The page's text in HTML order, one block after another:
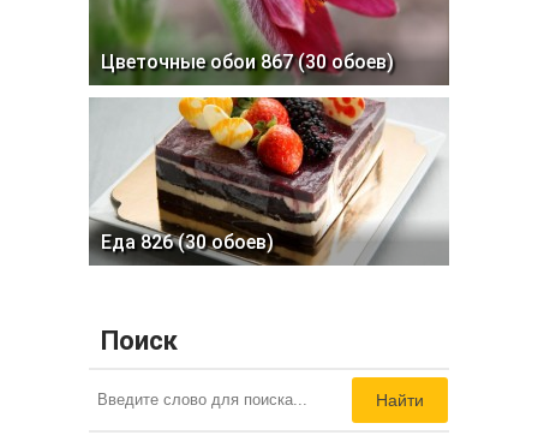
Цветочные обои 867 (30 обоев)
Еда 826 (30 обоев)
Поиск
Найти